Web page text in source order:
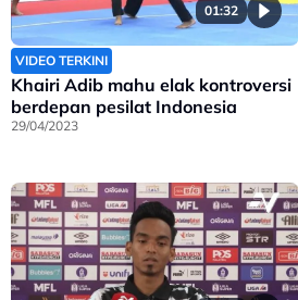
01:32
VIDEO TERKINI
Khairi Adib mahu elak kontroversi
berdepan pesilat Indonesia
29/04/2023